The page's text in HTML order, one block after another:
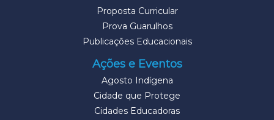
Proposta Curricular
Prova Guarulhos
Publicações Educacionais
Ações e Eventos
Agosto Indígena
Cidade que Protege
Cidades Educadoras